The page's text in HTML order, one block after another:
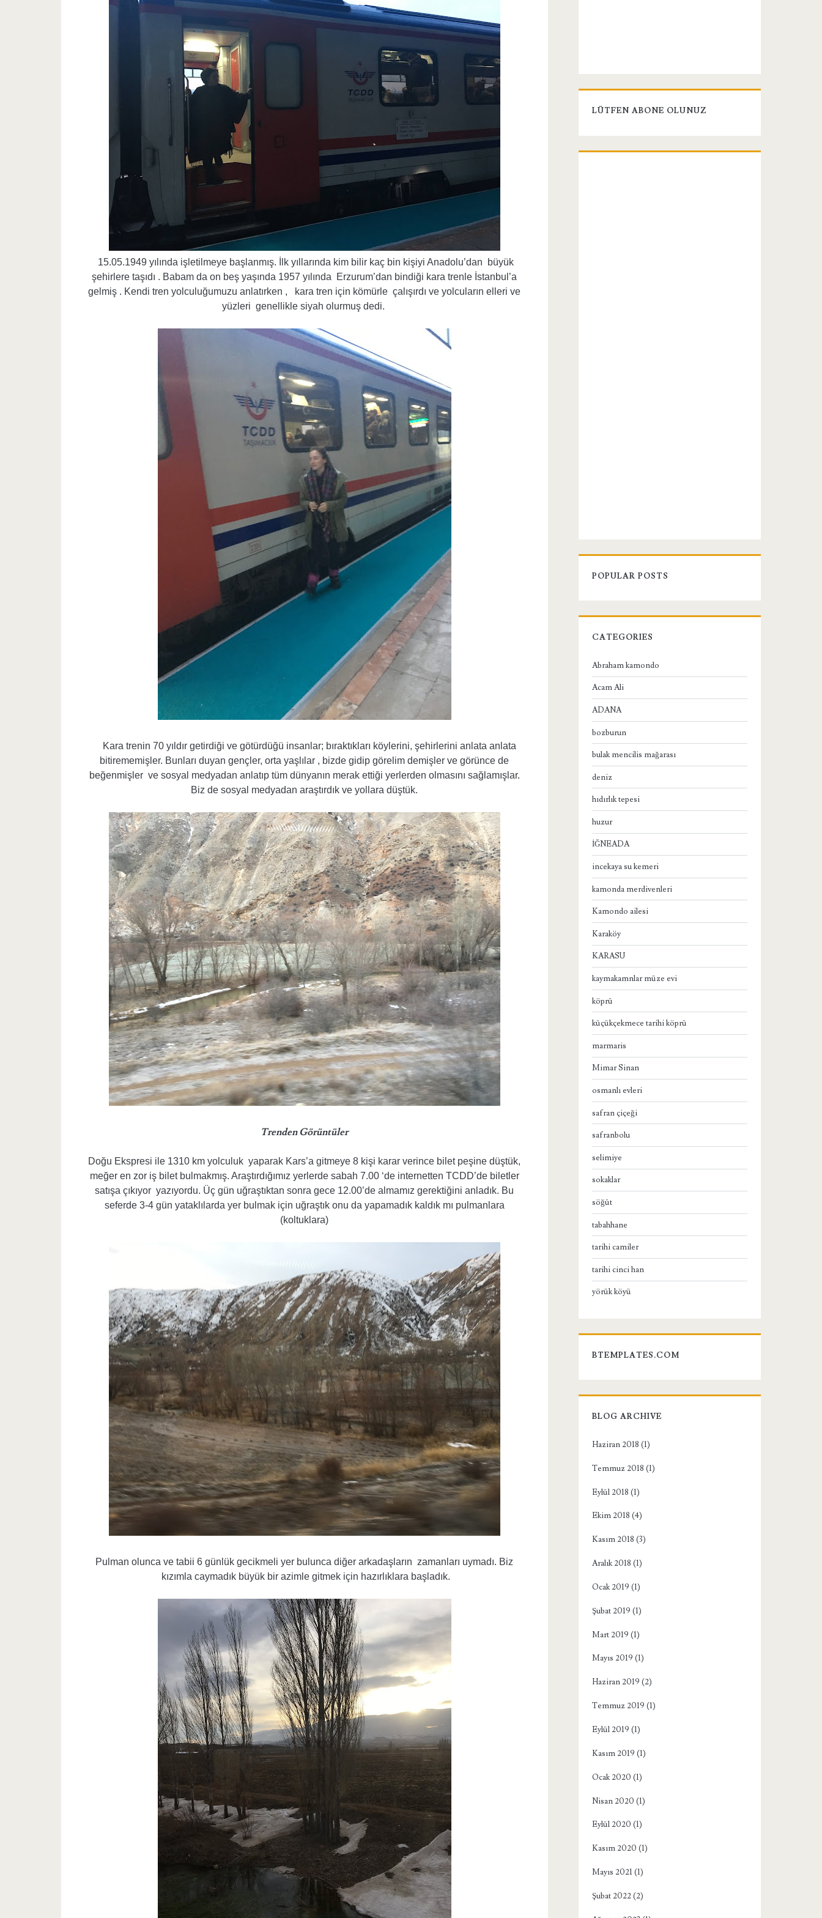
15.05.1949 yılında işletilmeye başlanmış. İlk yıllarında kim bilir kaç bin kişiyi Anadolu’dan büyük
şehirlere taşıdı . Babam da on beş yaşında 1957 yılında Erzurum’dan bindiği kara trenle İstanbul’a
gelmiş . Kendi tren yolculuğumuzu anlatırken , kara tren için kömürle çalışırdı ve yolcuların elleri ve
yüzleri genellikle siyah olurmuş dedi.
Kara trenin 70 yıldır getirdiği ve götürdüğü insanlar; bıraktıkları köylerini, şehirlerini anlata anlata
bitirememişler. Bunları duyan gençler, orta yaşlılar , bizde gidip görelim demişler ve görünce de
beğenmişler ve sosyal medyadan anlatıp tüm dünyanın merak ettiği yerlerden olmasını sağlamışlar.
Biz de sosyal medyadan araştırdık ve yollara düştük.
Trenden Görüntüler
Doğu Ekspresi ile 1310 km yolculuk yaparak Kars’a gitmeye 8 kişi karar verince bilet peşine düştük,
meğer en zor iş bilet bulmakmış. Araştırdığımız yerlerde sabah 7.00 ‘de internetten TCDD’de biletler
satışa çıkıyor yazıyordu. Üç gün uğraştıktan sonra gece 12.00’de almamız gerektiğini anladık. Bu
seferde 3-4 gün yataklılarda yer bulmak için uğraştık onu da yapamadık kaldık mı pulmanlara
(koltuklara)
Pulman olunca ve tabii 6 günlük gecikmeli yer bulunca diğer arkadaşların zamanları uymadı. Biz
kızımla caymadık büyük bir azimle gitmek için hazırlıklara başladık.
LÜTFEN ABONE OLUNUZ
POPULAR POSTS
CATEGORIES
Abraham kamondo
Acam Ali
ADANA
bozburun
bulak mencilis mağarası
deniz
hıdırlık tepesi
huzur
İĞNEADA
incekaya su kemeri
kamonda merdivenleri
Kamondo ailesi
Karaköy
KARASU
kaymakamnlar müze evi
köprü
küçükçekmece tarihi köprü
marmaris
Mimar Sinan
osmanlı evleri
safran çiçeği
safranbolu
selimiye
sokaklar
söğüt
tabahhane
tarihi camiler
tarihi cinci han
yörük köyü
BTEMPLATES.COM
BLOG ARCHIVE
Haziran 2018 (1)
Temmuz 2018 (1)
Eylül 2018 (1)
Ekim 2018 (4)
Kasım 2018 (3)
Aralık 2018 (1)
Ocak 2019 (1)
Şubat 2019 (1)
Mart 2019 (1)
Mayıs 2019 (1)
Haziran 2019 (2)
Temmuz 2019 (1)
Eylül 2019 (1)
Kasım 2019 (1)
Ocak 2020 (1)
Nisan 2020 (1)
Eylül 2020 (1)
Kasım 2020 (1)
Mayıs 2021 (1)
Şubat 2022(2)